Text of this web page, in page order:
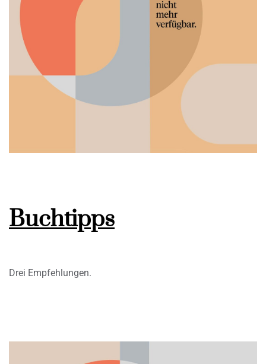
Buchtipps
Drei Empfehlungen.